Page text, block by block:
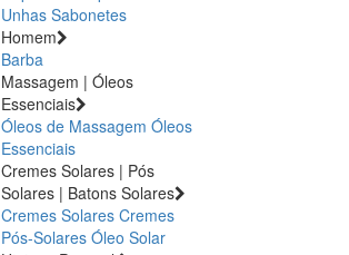
Unhas Sabonetes
Homem
Barba
Massagem | Óleos
Essenciais
Óleos de Massagem Óleos
Essenciais
Cremes Solares | Pós
Solares | Batons Solares
Cremes Solares Cremes
Pós-Solares Óleo Solar